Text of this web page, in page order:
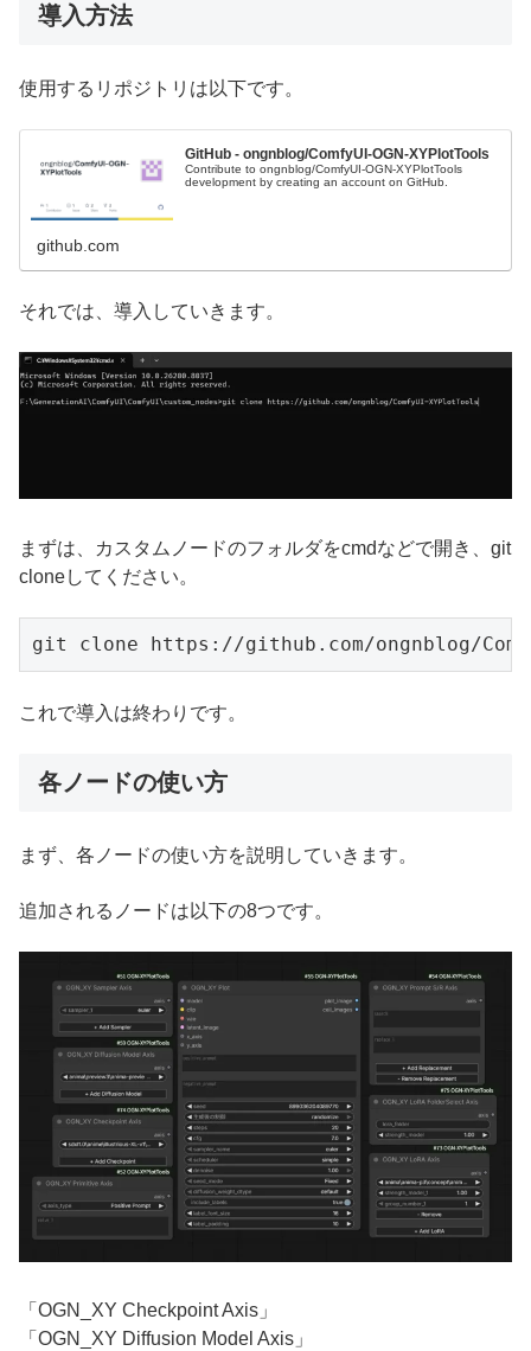
導入方法
使用するリポジトリは以下です。
GitHub - ongnblog/ComfyUI-OGN-XYPlotTools
Contribute to ongnblog/ComfyUI-OGN-XYPlotTools
development by creating an account on GitHub.
github.com
それでは、導入していきます。
まずは、カスタムノードのフォルダをcmdなどで開き、git
cloneしてください。
git clone https://github.com/ongnblog/
これで導入は終わりです。
各ノードの使い方
まず、各ノードの使い方を説明していきます。
追加されるノードは以下の8つです。
「OGN_XY Checkpoint Axis」
「OGN_XY Diffusion Model Axis」